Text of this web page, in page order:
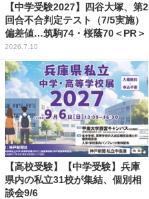
【中学受験2027】四谷大塚、第2
回合不合判定テスト（7/5実施）
偏差値…筑駒74・桜蔭70＜PR＞
2026.7.10
【高校受験】【中学受験】兵庫
県内の私立31校が集結、個別相
談会9/6